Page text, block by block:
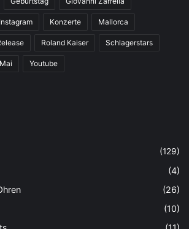
Instagram Konzerte Mallorca
Roland Kaiser Schlagerstars
Youtube
(129)
(4)
(26)
(10)